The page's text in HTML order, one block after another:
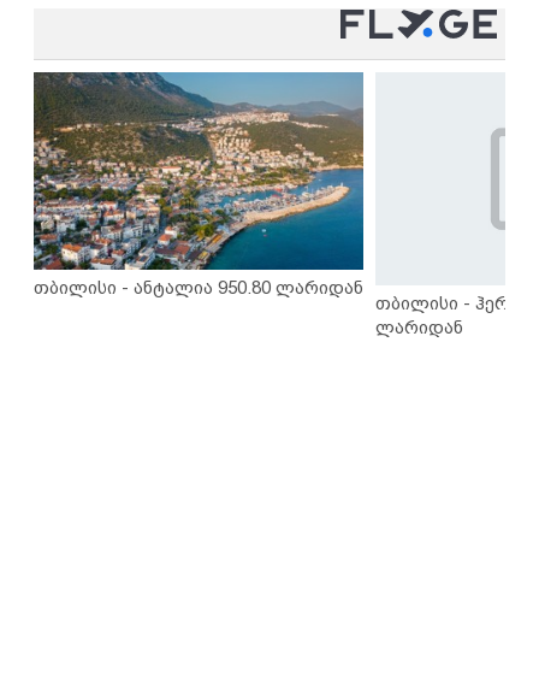
თბილისი - ანტალია 950.80 ლარიდან
თბილისი -
ლარიდან